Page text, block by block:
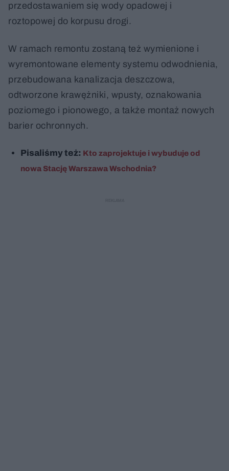
przedostawaniem się wody opadowej i
roztopowej do korpusu drogi.
W ramach remontu zostaną też wymienione i
wyremontowane elementy systemu odwodnienia,
przebudowana kanalizacja deszczowa,
odtworzone krawężniki, wpusty, oznakowania
poziomego i pionowego, a także montaż nowych
barier ochronnych.
Pisaliśmy też: Kto zaprojektuje i wybuduje od
nowa Stację Warszawa Wschodnia?